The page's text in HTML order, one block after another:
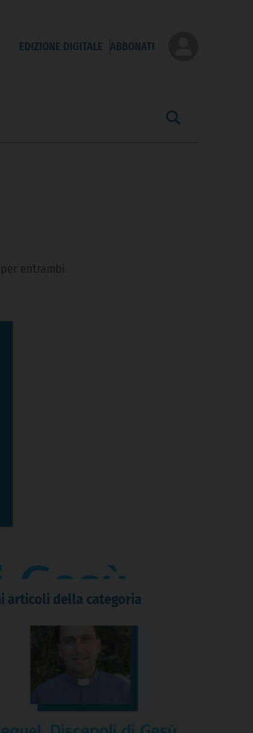
EDIZIONE DIGITALE ABBONATI
entrambi
articoli della categoria